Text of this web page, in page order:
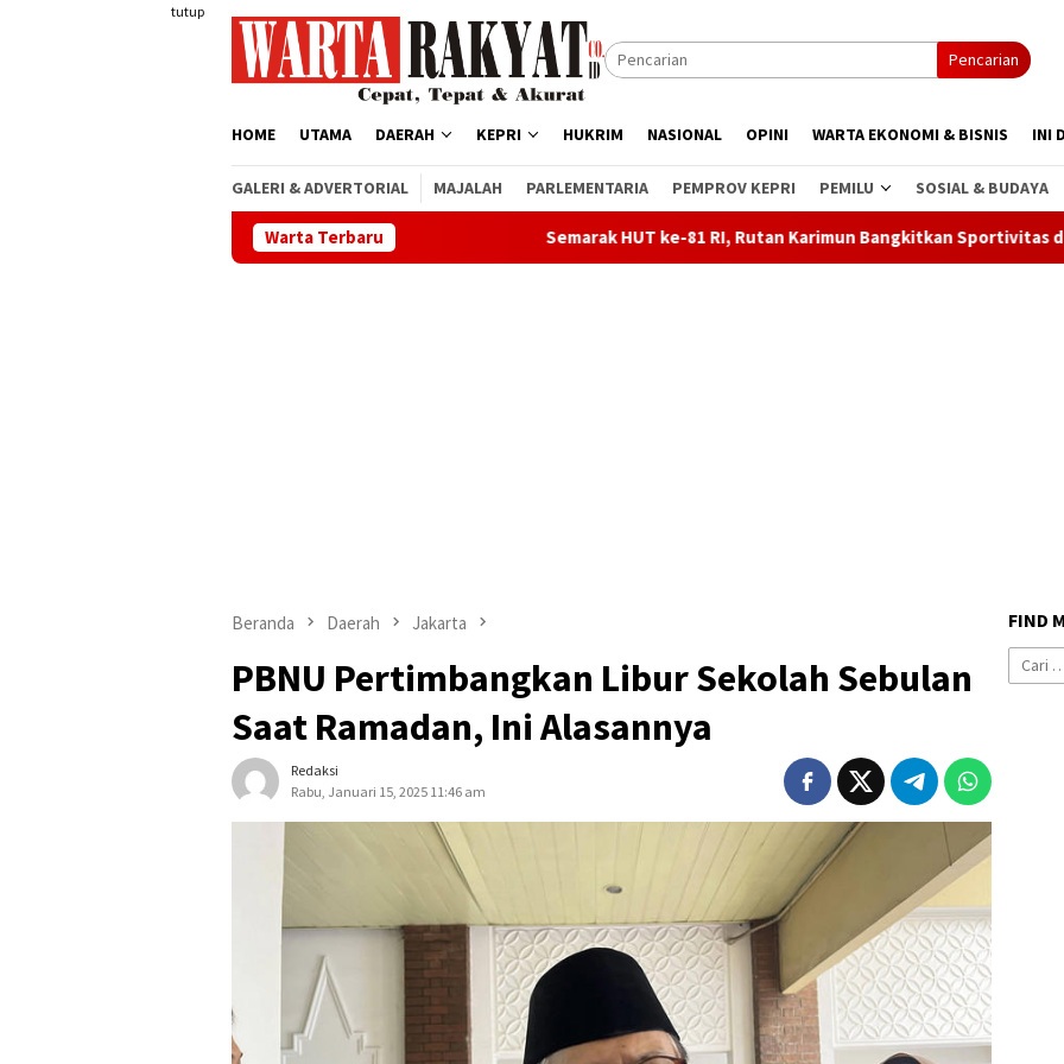
tutup
Pencarian
HOME UTAMA DAERAH KEPRI HUKRIM NASIONAL OPINI WARTA EKONOMI & BISNIS INI
GALERI & ADVERTORIAL MAJALAH PARLEMENTARIA PEMPROV KEPRI PEMILU SOSIAL & BUDAYA
Warta TerbaruSemarak HUT ke-81 RI, Rutan Karimun Bangkitkan Sportivitas dan Semangat
Beranda Daerah Jakarta
PBNU Pertimbangkan Libur Sekolah Sebulan
Saat Ramadan, Ini Alasannya
Redaksi
Rabu, Januari 15, 2025 11:46 am
FIND
Cari
untuk: